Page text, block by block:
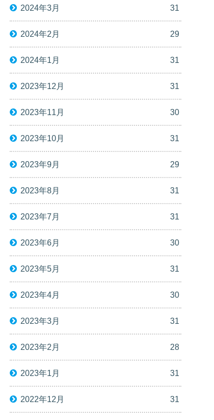
2024年3月 31
2024年2月 29
2024年1月 31
2023年12月 31
2023年11月 30
2023年10月 31
2023年9月 29
2023年8月 31
2023年7月 31
2023年6月 30
2023年5月 31
2023年4月 30
2023年3月 31
2023年2月 28
2023年1月 31
2022年12月 31